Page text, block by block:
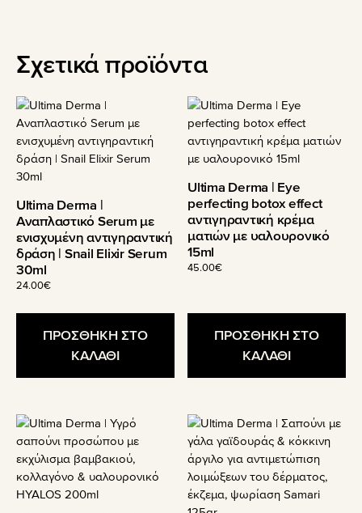
Σχετικά προϊόντα
Ultima Derma |
Αναπλαστικό Serum με
ενισχυμένη αντιγηραντική
δράση | Snail Elixir Serum
30ml
24.00€
ΠΡΟΣΘΗΚΗ ΣΤΟ
ΚΑΛΑΘΙ
Ultima Derma | Eye
perfecting botox effect
αντιγηραντική κρέμα
ματιών με υαλουρονικό
15ml
45.00€
ΠΡΟΣΘΗΚΗ ΣΤΟ
ΚΑΛΑΘΙ